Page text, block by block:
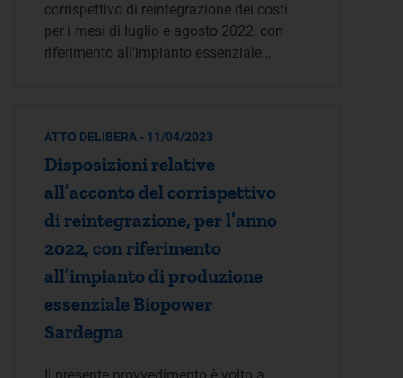
corrispettivo di reintegrazione dei costi
per i mesi di luglio e agosto 2022, con
riferimento all’impianto essenziale…
ATTO DELIBERA - 11/04/2023
Disposizioni relative
all’acconto del corrispettivo
di reintegrazione, per l’anno
2022, con riferimento
all’impianto di produzione
essenziale Biopower
Sardegna